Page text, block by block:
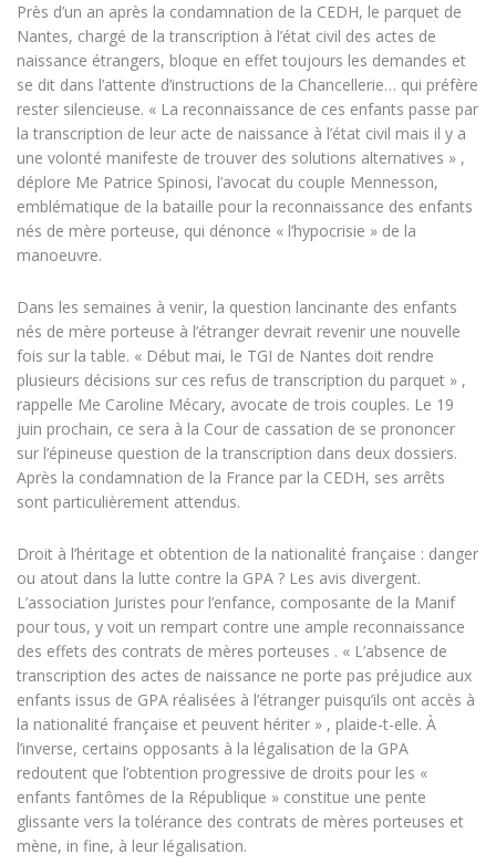
Près d’un an après la condamnation de la CEDH, le parquet de
Nantes, chargé de la transcription à l’état civil des actes de
naissance étrangers, bloque en effet toujours les demandes et
se dit dans l’attente d’instructions de la Chancellerie… qui préfère
rester silencieuse. « La reconnaissance de ces enfants passe par
la transcription de leur acte de naissance à l’état civil mais il y a
une volonté manifeste de trouver des solutions alternatives » ,
déplore Me Patrice Spinosi, l’avocat du couple Mennesson,
emblématique de la bataille pour la reconnaissance des enfants
nés de mère porteuse, qui dénonce « l’hypocrisie » de la
manoeuvre.
Dans les semaines à venir, la question lancinante des enfants
nés de mère porteuse à l’étranger devrait revenir une nouvelle
fois sur la table. « Début mai, le TGI de Nantes doit rendre
plusieurs décisions sur ces refus de transcription du parquet » ,
rappelle Me Caroline Mécary, avocate de trois couples. Le 19
juin prochain, ce sera à la Cour de cassation de se prononcer
sur l’épineuse question de la transcription dans deux dossiers.
Après la condamnation de la France par la CEDH, ses arrêts
sont particulièrement attendus.
Droit à l’héritage et obtention de la nationalité française : danger
ou atout dans la lutte contre la GPA ? Les avis divergent.
L’association Juristes pour l’enfance, composante de la Manif
pour tous, y voit un rempart contre une ample reconnaissance
des effets des contrats de mères porteuses . « L’absence de
transcription des actes de naissance ne porte pas préjudice aux
enfants issus de GPA réalisées à l’étranger puisqu’ils ont accès à
la nationalité française et peuvent hériter » , plaide-t-elle. À
l’inverse, certains opposants à la légalisation de la GPA
redoutent que l’obtention progressive de droits pour les «
enfants fantômes de la République » constitue une pente
glissante vers la tolérance des contrats de mères porteuses et
mène, in fine, à leur légalisation.